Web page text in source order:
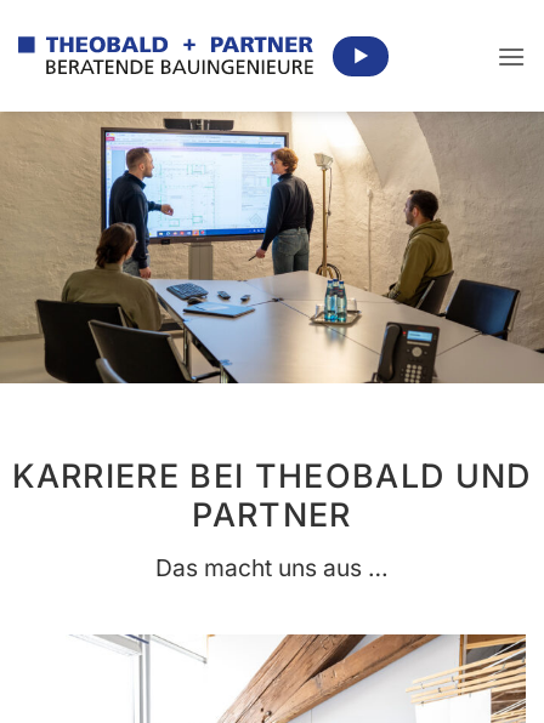
Inhalt
springen
▶
KARRIERE BEI THEOBALD UND
PARTNER
Das macht uns aus …